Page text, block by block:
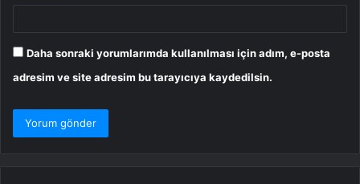
Daha sonraki yorumlarımda kullanılması için adım, e-posta
adresim ve site adresim bu tarayıcıya kaydedilsin.